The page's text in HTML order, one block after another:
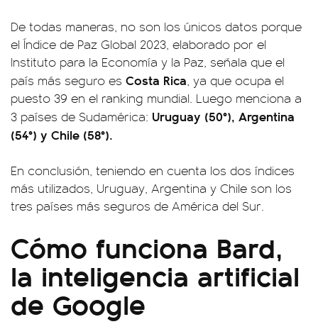
De todas maneras, no son los únicos datos porque
el Índice de Paz Global 2023, elaborado por el
Instituto para la Economía y la Paz, señala que el
país más seguro es Costa Rica, ya que ocupa el
puesto 39 en el ranking mundial. Luego menciona a
3 países de Sudamérica: Uruguay (50°), Argentina
(54°) y Chile (58°).
En conclusión, teniendo en cuenta los dos índices
más utilizados, Uruguay, Argentina y Chile son los
tres países más seguros de América del Sur.
Cómo funciona Bard,
la inteligencia artificial
de Google